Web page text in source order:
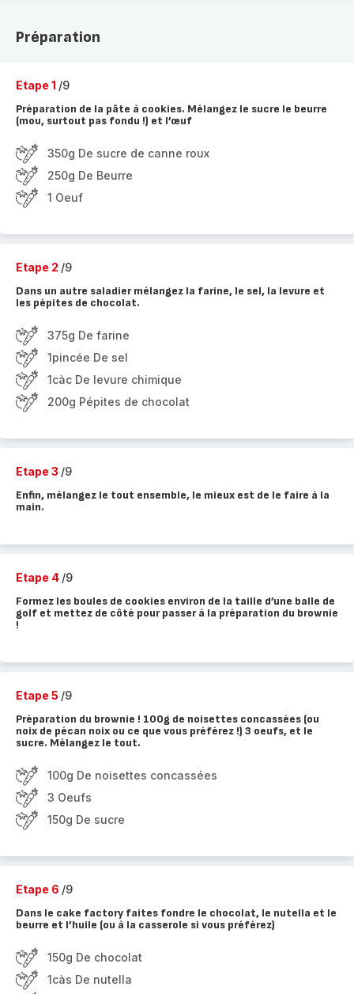
Préparation
Etape 1 /9
Préparation de la pâte à cookies. Mélangez le sucre le beurre
(mou, surtout pas fondu !) et l’œuf
350g De sucre de canne roux
250g De Beurre
1 Oeuf
Etape 2 /9
Dans un autre saladier mélangez la farine, le sel, la levure et
les pépites de chocolat.
375g De farine
1pincée De sel
1càc De levure chimique
200g Pépites de chocolat
Etape 3 /9
Enfin, mélangez le tout ensemble, le mieux est de le faire à la
main.
Etape 4 /9
Formez les boules de cookies environ de la taille d’une balle de
golf et mettez de côté pour passer à la préparation du brownie
!
Etape 5 /9
Préparation du brownie ! 100g de noisettes concassées (ou
noix de pécan noix ou ce que vous préférez !) 3 oeufs, et le
sucre. Mélangez le tout.
100g De noisettes concassées
3 Oeufs
150g De sucre
Etape 6 /9
Dans le cake factory faites fondre le chocolat, le nutella et le
beurre et l’huile (ou à la casserole si vous préférez)
150g De chocolat
1càs De nutella